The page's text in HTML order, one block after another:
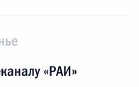
«РАИ»